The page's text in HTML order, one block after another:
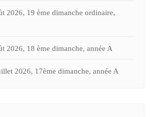
2026, 19 ème dimanche ordinaire,
2026, 18 ème dimanche, année A
2026, 17ème dimanche, année A